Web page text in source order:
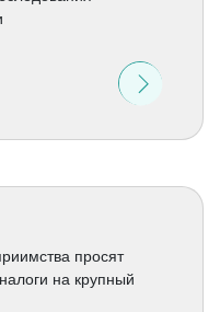
просят
на крупный